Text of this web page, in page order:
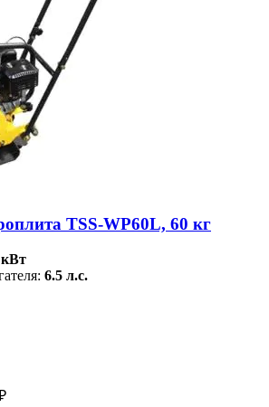
TSS-WP60L, 60 кг
6.5 л.с.